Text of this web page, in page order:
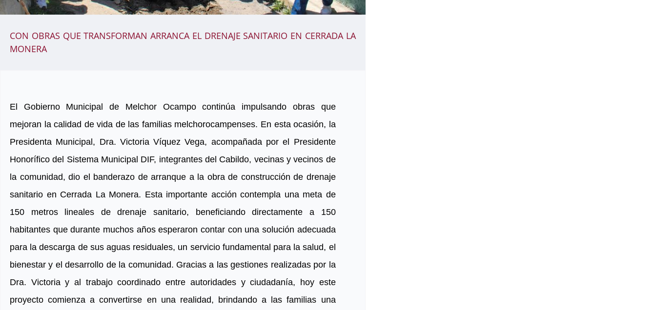
CON OBRAS QUE TRANSFORMAN ARRANCA EL DRENAJE SANITARIO EN CERRADA LA
MONERA
El Gobierno Municipal de Melchor Ocampo continúa impulsando obras que
mejoran la calidad de vida de las familias melchorocampenses. En esta ocasión, la
Presidenta Municipal, Dra. Victoria Víquez Vega, acompañada por el Presidente
Honorífico del Sistema Municipal DIF, integrantes del Cabildo, vecinas y vecinos de
la comunidad, dio el banderazo de arranque a la obra de construcción de drenaje
sanitario en Cerrada La Monera. Esta importante acción contempla una meta de
150 metros lineales de drenaje sanitario, beneficiando directamente a 150
habitantes que durante muchos años esperaron contar con una solución adecuada
para la descarga de sus aguas residuales, un servicio fundamental para la salud, el
bienestar y el desarrollo de la comunidad. Gracias a las gestiones realizadas por la
Dra. Victoria y al trabajo coordinado entre autoridades y ciudadanía, hoy este
proyecto comienza a convertirse en una realidad, brindando a las familias una